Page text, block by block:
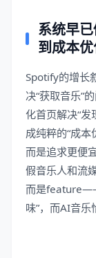
系统早
到成本
Spotify的增长
决“获取音乐”
化首页解决“
成纯粹的“成本
而是追求更便
假音乐人和流
而是feature——
味”，而AI音乐